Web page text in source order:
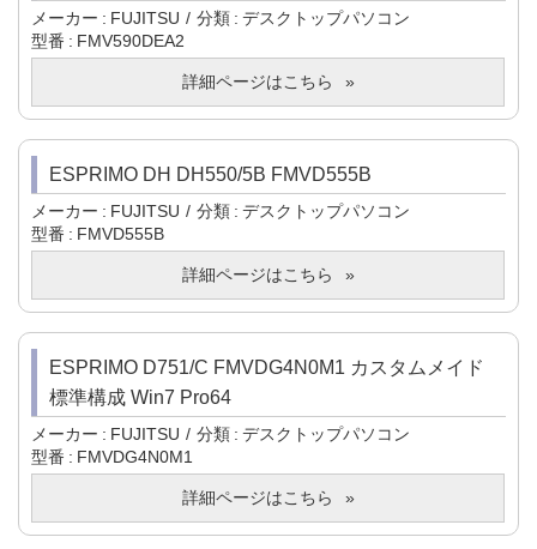
メーカー FUJITSU 分類
デスクトップパソコン
型番
FMV590DEA2
詳細ページはこちら
ESPRIMO DH DH550/5B FMVD555B
メーカー FUJITSU 分類
デスクトップパソコン
型番
FMVD555B
詳細ページはこちら
ESPRIMO D751/C FMVDG4N0M1 カスタムメイド
標準構成 Win7 Pro64
メーカー FUJITSU 分類
デスクトップパソコン
型番
FMVDG4N0M1
詳細ページはこちら